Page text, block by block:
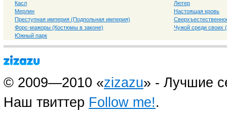
Касл
Лютер
Мерлин
Настоящая кровь
Преступная империя (Подпольная империя)
Форс-мажоры (Костюмы в законе)
Чужой среди своих
Южный парк
© 2009—2010 «zizazu» - Лучшие
Наш твиттер Follow me!.